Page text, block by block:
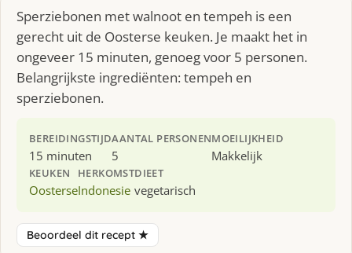
Sperziebonen met walnoot en tempeh is een
gerecht uit de Oosterse keuken. Je maakt het in
ongeveer 15 minuten, genoeg voor 5 personen.
Belangrijkste ingrediënten: tempeh en
sperziebonen.
BEREIDINGSTIJD
15 minuten
AANTAL PERSONEN
5
MOEILIJKHEID
Makkelijk
KEUKEN
Oosterse
HERKOMST
Indonesie
DIEET
vegetarisch
Beoordeel dit recept ★